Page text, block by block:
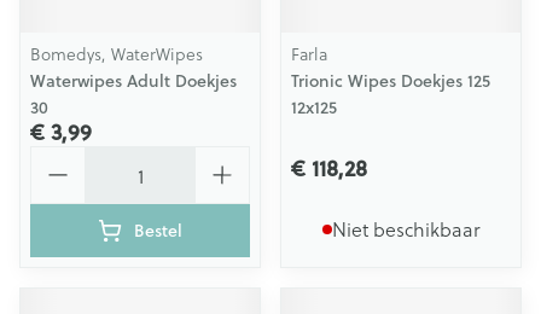
Bomedys, WaterWipes
Waterwipes Adult Doekjes
30
€ 3,99
Bestel
Farla
Trionic Wipes Doekjes 125
12x125
€ 118,28
Niet beschikbaar